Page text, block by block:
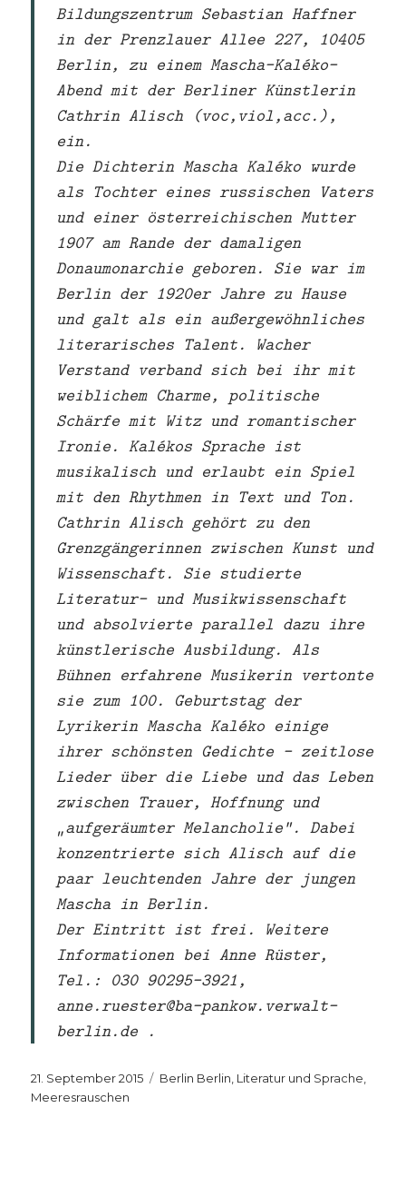
Bildungszentrum Sebastian Haffner
in der Prenzlauer Allee 227, 10405
Berlin, zu einem Mascha-Kaléko-
Abend mit der Berliner Künstlerin
Cathrin Alisch (voc,viol,acc.),
ein.
Die Dichterin Mascha Kaléko wurde
als Tochter eines russischen Vaters
und einer österreichischen Mutter
1907 am Rande der damaligen
Donaumonarchie geboren. Sie war im
Berlin der 1920er Jahre zu Hause
und galt als ein außergewöhnliches
literarisches Talent. Wacher
Verstand verband sich bei ihr mit
weiblichem Charme, politische
Schärfe mit Witz und romantischer
Ironie. Kalékos Sprache ist
musikalisch und erlaubt ein Spiel
mit den Rhythmen in Text und Ton.
Cathrin Alisch gehört zu den
Grenzgängerinnen zwischen Kunst und
Wissenschaft. Sie studierte
Literatur- und Musikwissenschaft
und absolvierte parallel dazu ihre
künstlerische Ausbildung. Als
Bühnen erfahrene Musikerin vertonte
sie zum 100. Geburtstag der
Lyrikerin Mascha Kaléko einige
ihrer schönsten Gedichte – zeitlose
Lieder über die Liebe und das Leben
zwischen Trauer, Hoffnung und
„aufgeräumter Melancholie“. Dabei
konzentrierte sich Alisch auf die
paar leuchtenden Jahre der jungen
Mascha in Berlin.
Der Eintritt ist frei. Weitere
Informationen bei Anne Rüster,
Tel.: 030 90295-3921,
anne.ruester@ba-pankow.verwalt-
berlin.de .
Veröffentlicht
am
21. September 2015 Kategorien
Berlin Berlin Literatur und Sprache
Meeresrauschen